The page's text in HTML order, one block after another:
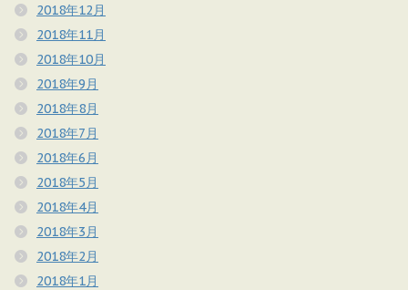
2018年12月
2018年11月
2018年10月
2018年9月
2018年8月
2018年7月
2018年6月
2018年5月
2018年4月
2018年3月
2018年2月
2018年1月